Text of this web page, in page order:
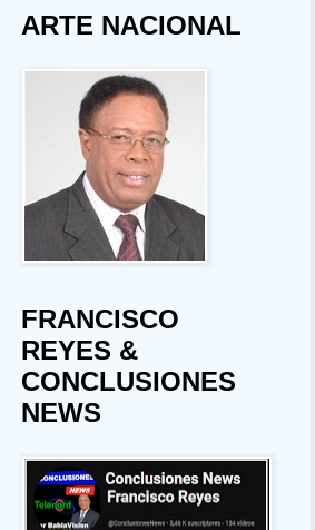
ARTE NACIONAL
FRANCISCO
REYES &
CONCLUSIONES
NEWS